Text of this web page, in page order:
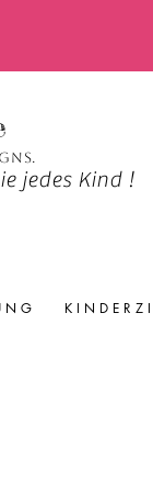
jedes Kind !
N G K I N D E R Z